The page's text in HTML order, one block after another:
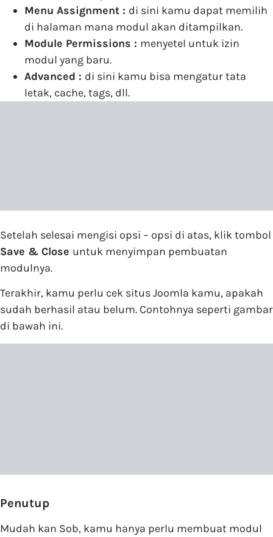
Menu Assignment : di sini kamu dapat memilih
di halaman mana modul akan ditampilkan.
Module Permissions : menyetel untuk izin
modul yang baru.
Advanced : di sini kamu bisa mengatur tata
letak, cache, tags, dll.
Setelah selesai mengisi opsi – opsi di atas, klik tombol
Save & Close untuk menyimpan pembuatan
modulnya.
Terakhir, kamu perlu cek situs Joomla kamu, apakah
sudah berhasil atau belum. Contohnya seperti gambar
di bawah ini.
Penutup
Mudah kan Sob, kamu hanya perlu membuat modul